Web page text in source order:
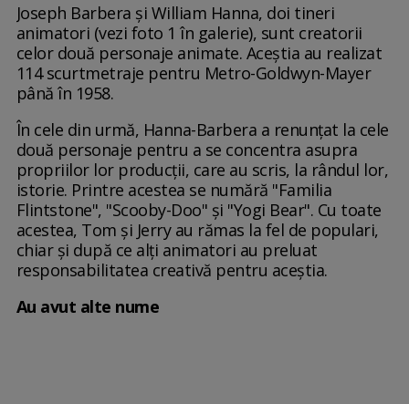
Joseph Barbera și William Hanna, doi tineri
animatori (vezi foto 1 în galerie), sunt creatorii
celor două personaje animate. Aceștia au realizat
114 scurtmetraje pentru Metro-Goldwyn-Mayer
până în 1958.
În cele din urmă, Hanna-Barbera a renunțat la cele
două personaje pentru a se concentra asupra
propriilor lor producții, care au scris, la rândul lor,
istorie. Printre acestea se numără "Familia
Flintstone", "Scooby-Doo" și "Yogi Bear". Cu toate
acestea, Tom și Jerry au rămas la fel de populari,
chiar și după ce alți animatori au preluat
responsabilitatea creativă pentru aceștia.
Au avut alte nume